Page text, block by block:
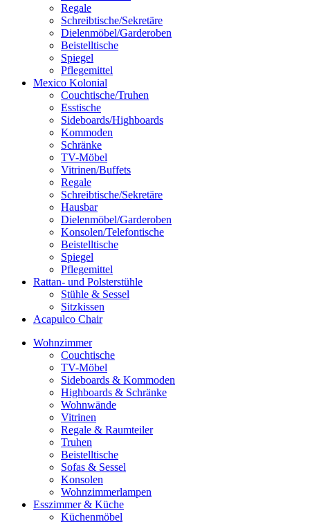
Regale
Schreibtische/Sekretäre
Dielenmöbel/Garderoben
Beistelltische
Spiegel
Pflegemittel
Mexico Kolonial
Couchtische/Truhen
Esstische
Sideboards/Highboards
Kommoden
Schränke
TV-Möbel
Vitrinen/Buffets
Regale
Schreibtische/Sekretäre
Hausbar
Dielenmöbel/Garderoben
Konsolen/Telefontische
Beistelltische
Spiegel
Pflegemittel
Rattan- und Polsterstühle
Stühle & Sessel
Sitzkissen
Acapulco Chair
Wohnzimmer
Couchtische
TV-Möbel
Sideboards & Kommoden
Highboards & Schränke
Wohnwände
Vitrinen
Regale & Raumteiler
Truhen
Beistelltische
Sofas & Sessel
Konsolen
Wohnzimmerlampen
Esszimmer & Küche
Küchenmöbel